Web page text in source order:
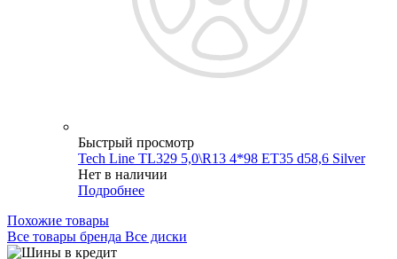
Быстрый просмотр
Tech Line TL329 5,0\R13 4*98 ET35 d58,6 Silver
Нет в наличии
Подробнее
Похожие товары
Все товары бренда Все диски